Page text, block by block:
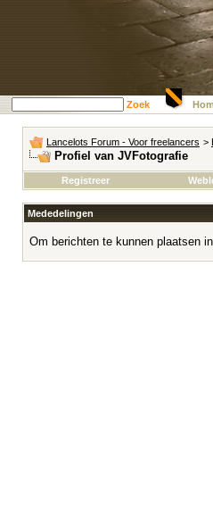
Zoek
Lancelots Forum - Voor freelancers >
Profiel van JVFotografie
Registreer
Mededelingen
Om berichten te kunnen plaatsen